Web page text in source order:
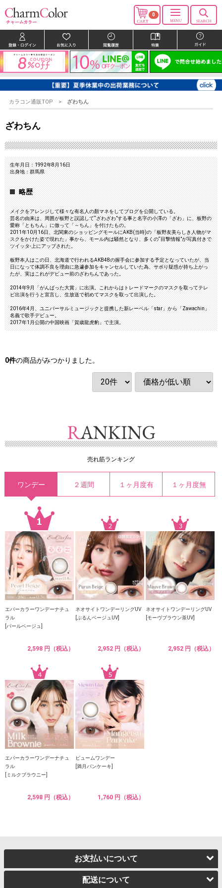
0
カラコン通販TOP ざわちん
ざわちん
生年月日：1992年8月16日
出身地：群馬県
略歴
メイクをアレンジして様々な有名人の顏マネをしてブログを公開している。
芸名の由来は、周囲が板野と誤認して“ざわざわ”する事と名字の小澤の「ざわ」に、板野の
愛称「ともちん」に倣って「～ちん」を付けたもの。
2011年10月16日、北関東のショッピングモールにAKB(当時)の「板野友美らしき人物がマ
スクをかけた姿で現れた」事から、モール内は騒然となり、多くの“目撃情報”が写真付きで
ツイッタ-上にアップされた。
板野本人はこの日、北海道で行われるAKB48の握手会に参加する予定となっていたが、当
日になって体調不良を理由に急遽参加をキャンセルしていた為、サボり疑惑が持ち上がっ
たが、実はこれがデビュー前のざわちんであった。
2014年9月「がんばった大賞」に出演。これからはトレードマークのマスクを取ってテレ
ビ出演を行うと宣言し、生放送で初めてマスクを取って出演した。
2016年4月、ユニバーサルミュージックと提携した新レーベル「star」から「Zawachin」
名義で歌手デビュー。
2017年1月公開の中国映画「賀歳龍虎豹」で主演。
0件の商品がみつかりました。
売れ筋ランキング
ワンデー ２週間 １ヶ月度有 １ヶ月度無
エバーカラーワンデーナチュ
ラル
[パールベージュ]
2,598 円（税込）
ネオサイトワンデーリングUV
[ぷるんベージュUV]
2,952 円（税込）
ネオサイトワンデーリングUV
[モーヴブラウン茶UV]
2,952 円（税込）
エバーカラーワンデーナチュ
ラル
[ミルクブラウニー]
2,598 円（税込）
ビュームワンデー
[満月パンケーキ]
1,760 円（税込）
お支払いについて
配送について